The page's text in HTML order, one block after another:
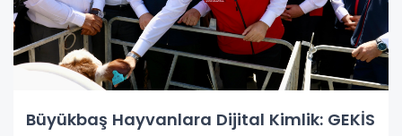
Büyükbaş Hayvanlara Dijital Kimlik: GEKİS